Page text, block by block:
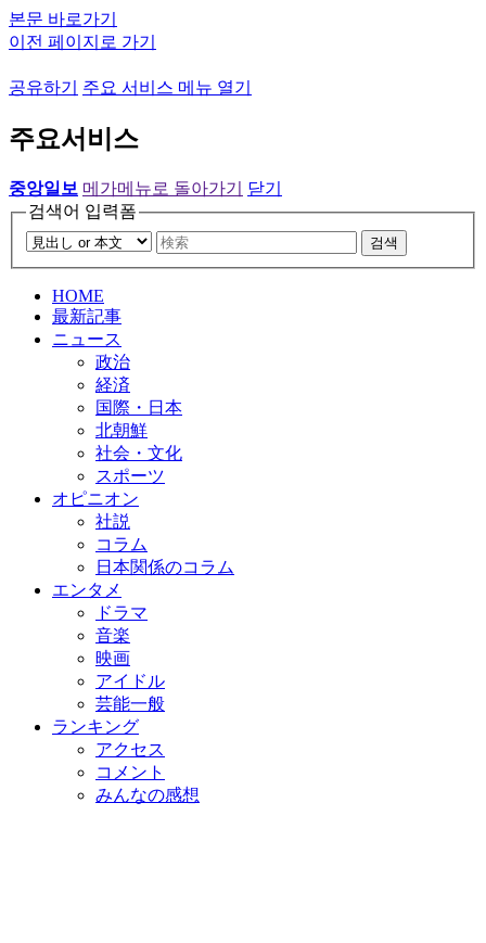
본문 바로가기
이전 페이지로 가기
공유하기 주요 서비스 메뉴 열기
주요서비스
중앙일보 메가메뉴로 돌아가기
닫기
검색어 입력폼
검색
HOME
最新記事
ニュース
政治
経済
国際・日本
北朝鮮
社会・文化
スポーツ
オピニオン
社説
コラム
日本関係のコラム
エンタメ
ドラマ
音楽
映画
アイドル
芸能一般
ランキング
アクセス
コメント
みんなの感想